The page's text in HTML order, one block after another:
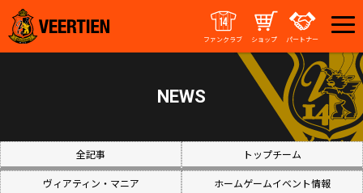
ファンクラブ ショップ パートナー
NEWS
全記事 トップチーム
ヴィアティン・マニア ホームゲームイベント情報